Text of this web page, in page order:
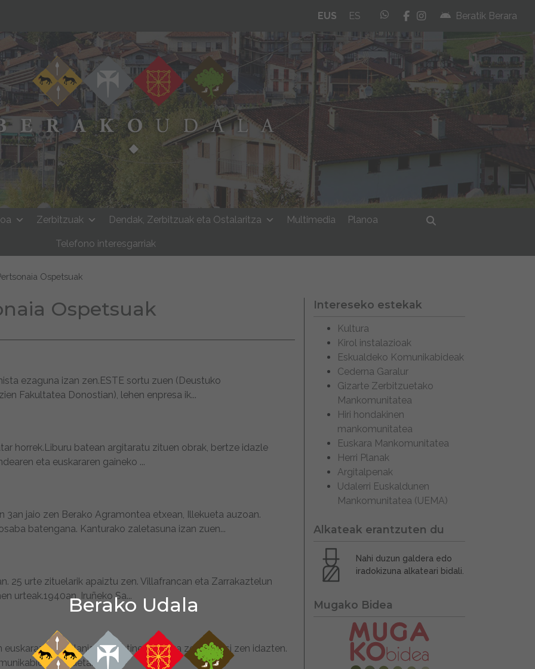
Berako Udala
EUS ES whatsapp
facebook
instagram
Beratik Berara
Zerbitzuak Dendak, Zerbitzuak eta Ostalaritza Multimedia Planoa
Telefono interesgarriak
Ospetsuak
Ospetsuak
ezaguna izan zen.ESTE sortu zuen (Deustuko
Fakultatea Donostian), lehen enpresa ik...
horrek.Liburu batean argitaratu zituen obrak, bertze idazle
eta euskararen gaineko ...
3an jaio zen Berako Agramontea etxean, Illekueta auzoan.
batengana. Kanturako zaletasuna izan zuen...
25 urte zituelarik apaiztu zen. Villafrancan eta Zarrakaztelun
urteak.1940an, Iruñeko Sa...
euskaraz, gaztelaniaz eta latinez.Heldua zelarik hasi zen idazten.
batzuetan i...
Intereseko estekak
Kultura
Kirol instalazioak
Eskualdeko Komunikabideak
Cederna Garalur
Gizarte Zerbitzuetako
Mankomunitatea
Hiri hondakinen
mankomunitatea
Euskara Mankomunitatea
Herri Planak
Argitalpenak
Udalerri Euskaldunen
Mankomunitatea (UEMA)
Alkateak erantzuten du
Nahi duzun galdera edo
iradokizuna alkateari bidali.
Mugako Bidea